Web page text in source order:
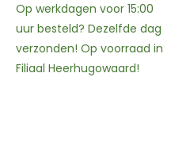
uur besteld? Dezelfde dag
verzonden! Op voorraad in
Filiaal Heerhugowaard!